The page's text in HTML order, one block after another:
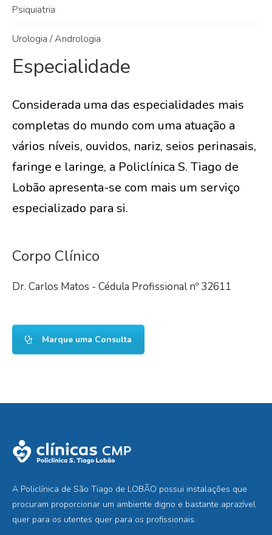
Psiquiatria
Urologia / Andrologia
Especialidade
Considerada uma das especialidades mais
completas do mundo com uma atuação a
vários níveis, ouvidos, nariz, seios perinasais,
faringe e laringe, a Policlínica S. Tiago de
Lobão apresenta-se com mais um serviço
especializado para si.
Corpo Clínico
Dr. Carlos Matos - Cédula Profissional nº 32611
Marque uma Consulta
A Policlínica de São Tiago de LOBÃO possui instalações que
procuram proporcionar um ambiente digno e bastante aprazível
quer para os utentes quer para os profissionais.